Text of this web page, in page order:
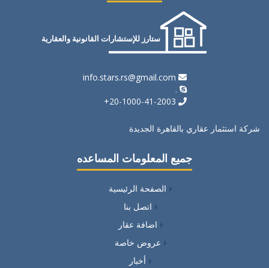
ستارز للإستشارات القانونية والعقارية
info.stars.rs@gmail.com
.
شركة استثمار عقاري بالقاهرة الجديدة
جميع المعلومات المساعده
الصفحة الرئيسية
اتصل بنا
اضافة عقار
عروض خاصة
أخبار